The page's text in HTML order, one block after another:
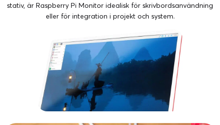
stativ, är Raspberry Pi Monitor idealisk för skrivbordsanvändning
eller för integration i projekt och system.